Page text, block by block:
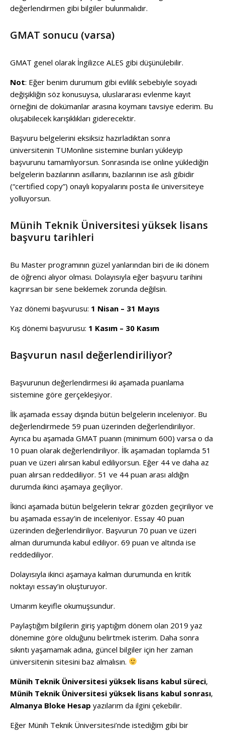
değerlendirmen gibi bilgiler bulunmalıdır.
GMAT sonucu (varsa)
GMAT genel olarak İngilizce ALES gibi düşünülebilir.
Not: Eğer benim durumum gibi evlilik sebebiyle soyadı
değişikliğin söz konusuysa, uluslararası evlenme kayıt
örneğini de dokümanlar arasına koymanı tavsiye ederim. Bu
oluşabilecek karışıklıkları giderecektir.
Başvuru belgelerini eksiksiz hazırladıktan sonra
üniversitenin TUMonline sistemine bunları yükleyip
başvurunu tamamlıyorsun. Sonrasında ise online yüklediğin
belgelerin bazılarının asıllarını, bazılarının ise aslı gibidir
(“certified copy”) onaylı kopyalarını posta ile üniversiteye
yolluyorsun.
Münih Teknik Üniversitesi yüksek lisans
başvuru tarihleri
Bu Master programının güzel yanlarından biri de iki dönem
de öğrenci alıyor olması. Dolayısıyla eğer başvuru tarihini
kaçırırsan bir sene beklemek zorunda değilsin.
Yaz dönemi başvurusu: 1 Nisan – 31 Mayıs
Kış dönemi başvurusu: 1 Kasım – 30 Kasım
Başvurun nasıl değerlendiriliyor?
Başvurunun değerlendirmesi iki aşamada puanlama
sistemine göre gerçekleşiyor.
İlk aşamada essay dışında bütün belgelerin inceleniyor. Bu
değerlendirmede 59 puan üzerinden değerlendiriliyor.
Ayrıca bu aşamada GMAT puanın (minimum 600) varsa o da
10 puan olarak değerlendiriliyor. İlk aşamadan toplamda 51
puan ve üzeri alırsan kabul ediliyorsun. Eğer 44 ve daha az
puan alırsan reddediliyor. 51 ve 44 puan arası aldığın
durumda ikinci aşamaya geçiliyor.
İkinci aşamada bütün belgelerin tekrar gözden geçiriliyor ve
bu aşamada essay’in de inceleniyor. Essay 40 puan
üzerinden değerlendiriliyor. Başvurun 70 puan ve üzeri
alman durumunda kabul ediliyor. 69 puan ve altında ise
reddediliyor.
Dolayısıyla ikinci aşamaya kalman durumunda en kritik
noktayı essay’in oluşturuyor.
Umarım keyifle okumuşsundur.
Paylaştığım bilgilerin giriş yaptığım dönem olan 2019 yaz
dönemine göre olduğunu belirtmek isterim. Daha sonra
sıkıntı yaşamamak adına, güncel bilgiler için her zaman
üniversitenin sitesini baz almalısın.
Münih Teknik Üniversitesi yüksek lisans kabul süreci,
Münih Teknik Üniversitesi yüksek lisans kabul sonrası,
Almanya Bloke Hesap yazılarım da ilgini çekebilir.
Eğer Münih Teknik Üniversitesi’nde istediğim gibi bir